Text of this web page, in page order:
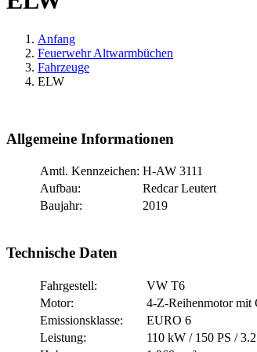
Anfang
Feuerwehr Altwarmbüchen
Fahrzeuge
ELW
Allgemeine Informationen
Amtl. Kennzeichen: H-AW 3111
Aufbau:
Redcar Leutert
Baujahr:
2019
Technische Daten
Fahrgestell:
VW T6
Motor:
4-Z-Reihenmotor mit
Emissionsklasse:
EURO 6
Leistung:
110 kW / 150 PS /